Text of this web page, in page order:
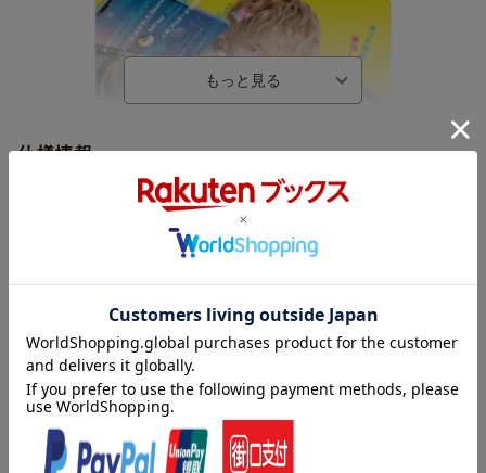
仕様情報
※予告なく変更になる場合がございます。あらかじめご了承下さい。
●スペシャルブックレット
・「しょせん他人事ですから」密着メイキング
・放送直前！記者会見の様子
・特別企画！「ケンティーのベストスイーツを当てろ！ケンティ
ー検定」
「しょせん他人話ですから?とある俳優たちの本音の仕事?」
（中島健人、白石聖、片平なぎさ）